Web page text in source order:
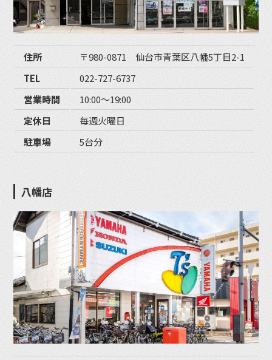
住所
〒980-0871 仙台市青葉区八幡5丁目2-1
TEL
022-727-6737
営業時間
10:00〜19:00
定休日
毎週火曜日
駐車場
5台分
八幡店